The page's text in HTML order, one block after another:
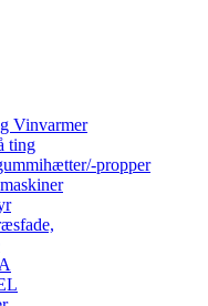
Vinvarmer
ting
propper